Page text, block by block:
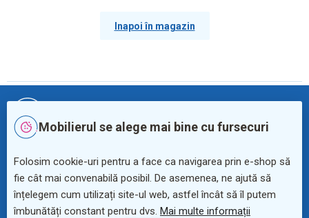
Mobilierul se alege mai bine cu fursecuri
Folosim cookie-uri pentru a face ca navigarea prin e-shop să
fie cât mai convenabilă posibil. De asemenea, ne ajută să
înțelegem cum utilizați site-ul web, astfel încât să îl putem
îmbunătăți constant pentru dvs. Mai multe informații
Inapoi în magazin
info@rauman24.ro
Newsletter